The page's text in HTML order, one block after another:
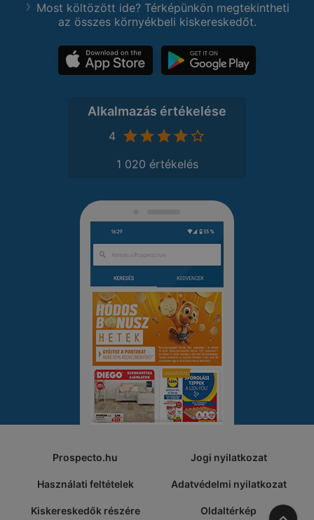
Most költözött ide? Térképünkön megtekintheti
az összes környékbeli kiskereskedőt.
Alkalmazás értékelése
4
1 020 értékelés
Prospecto.hu Jogi nyilatkozat
Használati feltételek Adatvédelmi nyilatkozat
Kiskereskedők részére Oldaltérkép A